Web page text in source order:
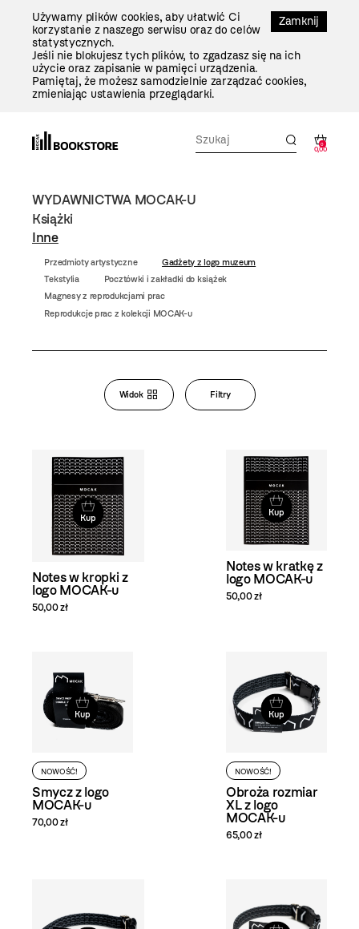
Zamknij
Używamy plików cookies, aby ułatwić Ci
korzystanie z naszego serwisu oraz do celów
statystycznych.
Jeśli nie blokujesz tych plików, to zgadzasz się na ich
użycie oraz zapisanie w pamięci urządzenia.
Pamiętaj, że możesz samodzielnie zarządzać cookies,
zmieniając ustawienia przeglądarki.
0
0,00
WYDAWNICTWA MOCAK-U
Książki
Inne
Przedmioty artystyczne
Gadżety z logo muzeum
Tekstylia
Pocztówki i zakładki do książek
Magnesy z reprodukcjami prac
Reprodukcje prac z kolekcji MOCAK-u
Bookstore
Zmiana
i filtrowanie
produktów
Widok Filtry
Kup
Notes w kropki z
logo MOCAK-u
50,00 zł
Kup
Notes w kratkę z
logo MOCAK-u
50,00 zł
Kup
NOWOŚĆ!
Smycz z logo
MOCAK-u
70,00 zł
Kup
NOWOŚĆ!
Obroża rozmiar
XL z logo
MOCAK-u
65,00 zł